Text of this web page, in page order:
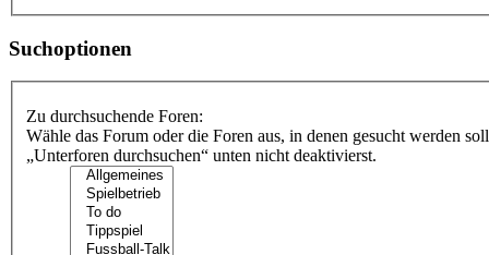
Suchoptionen
Zu durchsuchende Foren:
Wähle das Forum oder die Foren aus, in denen gesucht werden
„Unterforen durchsuchen“ unten nicht deaktivierst.